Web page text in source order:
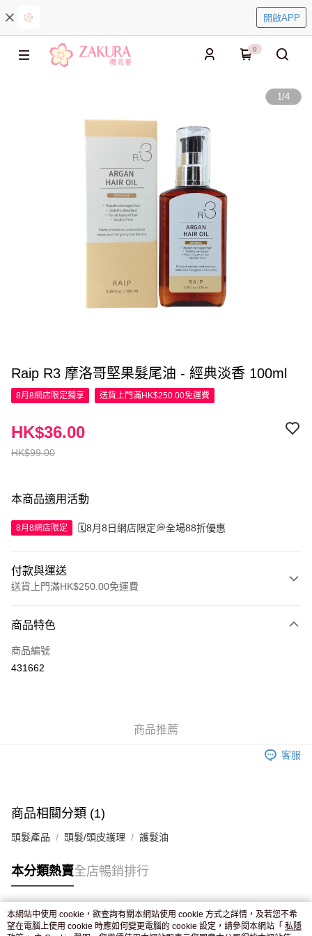
開啟APP
0
1/4
Raip R3 摩洛哥堅果髮尾油 - 經典淡香 100ml
8月8網店限定獨享 送貨上門滿HK$250.00免運費
HK$99.00
HK$36.00
本商品適用活動
8月8網店限定 🗓️8月8日網店限定💭全場88折優惠
付款與運送
送貨上門滿HK$250.00免運費
信用卡
Apple Pay
付款後門市自取，訂單確認後2-4個工作天到店，7天內取。逾期後
商品特色
商品編號
431662
商品推薦
客服
商品相關分類 (1)
頭髮產品 頭髮/頭皮護理 護髮油
本分類熱賣全店暢銷排行
熱門標籤
本網站中使用 cookie，欲查詢有關本網站使用 cookie 方式之詳情，及若您不希
望在電腦上使用 cookie 時應如何變更電腦的 cookie 設定，請參閱本網站「 私隱